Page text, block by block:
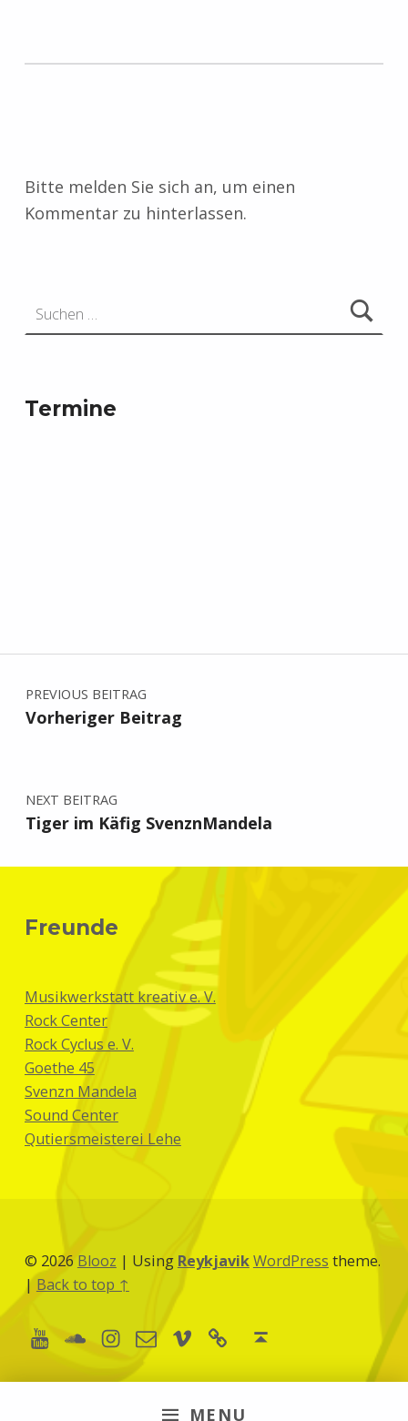
MENU
Bitte melden Sie sich an, um einen
Kommentar zu hinterlassen.
Termine
Beitragsnavigation
PREVIOUS BEITRAG
Vorheriger Beitrag
NEXT BEITRAG
Tiger im Käfig SvenznMandela
Freunde
Musikwerkstatt kreativ e. V.
Rock Center
Rock Cyclus e. V.
Goethe 45
Svenzn Mandela
Sound Center
Qutiersmeisterei Lehe
© 2026 Blooz | Using ReykjavikWordPress theme.
| Back to top ↑
YoutubeSoundcloud
Instagram
E-Mail Vimeoboardofmusic